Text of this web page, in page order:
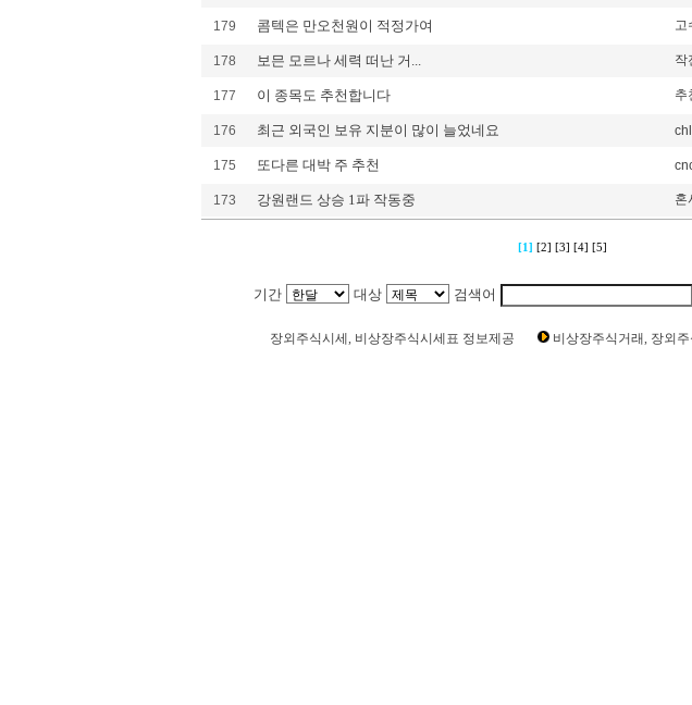
179 콤텍은 만오천원이 적정가여 고
178 보믄 모르나 세력 떠난 거... 작
177 이 종목도 추천합니다 추
176 최근 외국인 보유 지분이 많이 늘었네요
175 또다른 대박 주 추천
173 강원랜드 상승 1파 작동중 혼
[1] [2] [3] [4] [5]
기간 대상 검색어
장외주식시세, 비상장주식시세표 정보제공
비상장주식거래, 장외